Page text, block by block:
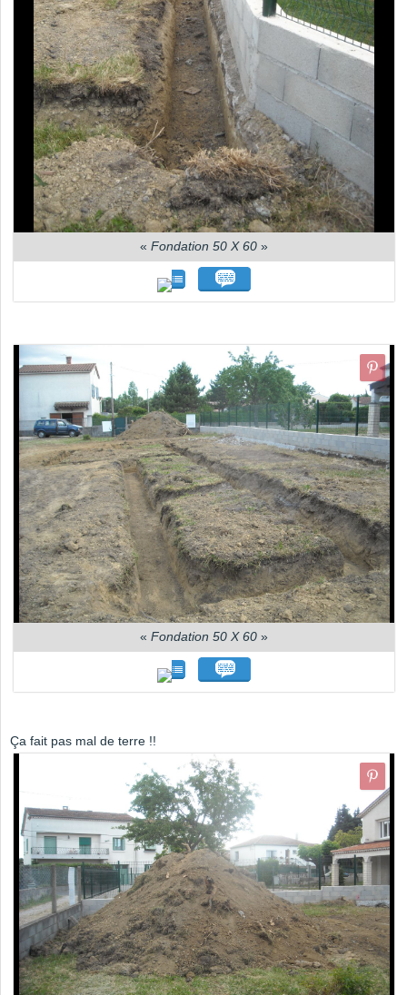
« Fondation 50 X 60 »
« Fondation 50 X 60 »
Ça fait pas mal de terre !!